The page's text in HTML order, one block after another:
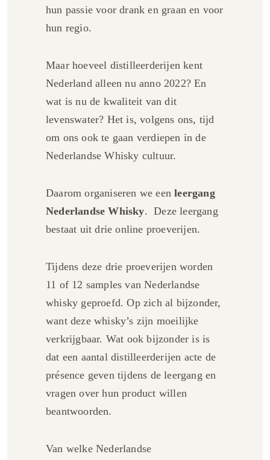
hun passie voor drank en graan en voor
hun regio.
Maar hoeveel distilleerderijen kent
Nederland alleen nu anno 2022? En
wat is nu de kwaliteit van dit
levenswater? Het is, volgens ons, tijd
om ons ook te gaan verdiepen in de
Nederlandse Whisky cultuur.
Daarom organiseren we eenleergang
Nederlandse Whisky. Deze leergang
bestaat uit drie online proeverijen.
Tijdens deze drie proeverijen worden
11 of 12 samples van Nederlandse
whisky geproefd. Op zich al bijzonder,
want deze whisky’s zijn moeilijke
verkrijgbaar. Wat ook bijzonder is is
dat een aantal distilleerderijen acte de
présence geven tijdens de leergang en
vragen over hun product willen
beantwoorden.
Van welke Nederlandse